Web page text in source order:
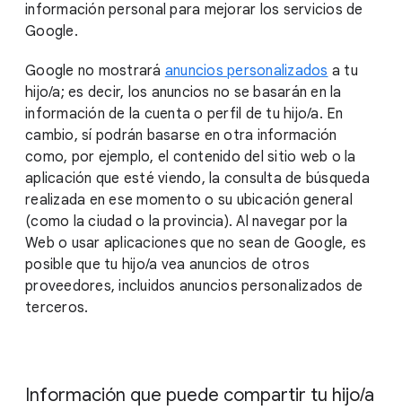
información personal para mejorar los servicios de
Google.
Google no mostrará anuncios personalizados a tu
hijo/a; es decir, los anuncios no se basarán en la
información de la cuenta o perfil de tu hijo/a. En
cambio, sí podrán basarse en otra información
como, por ejemplo, el contenido del sitio web o la
aplicación que esté viendo, la consulta de búsqueda
realizada en ese momento o su ubicación general
(como la ciudad o la provincia). Al navegar por la
Web o usar aplicaciones que no sean de Google, es
posible que tu hijo/a vea anuncios de otros
proveedores, incluidos anuncios personalizados de
terceros.
Información que puede compartir tu hijo/a